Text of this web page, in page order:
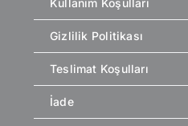
Kullanım Koşulları
Gizlilik Politikası
Teslimat Koşulları
İade